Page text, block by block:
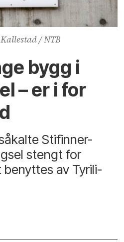
/ NTB
bygg i
– er i for
Stifinner-
stengt for
benyttes av Tyrili-